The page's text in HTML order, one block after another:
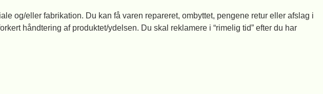
og/eller fabrikation. Du kan få varen repareret, ombyttet, pengene retur eller afslag i
håndtering af produktet/ydelsen. Du skal reklamere i “rimelig tid” efter du har